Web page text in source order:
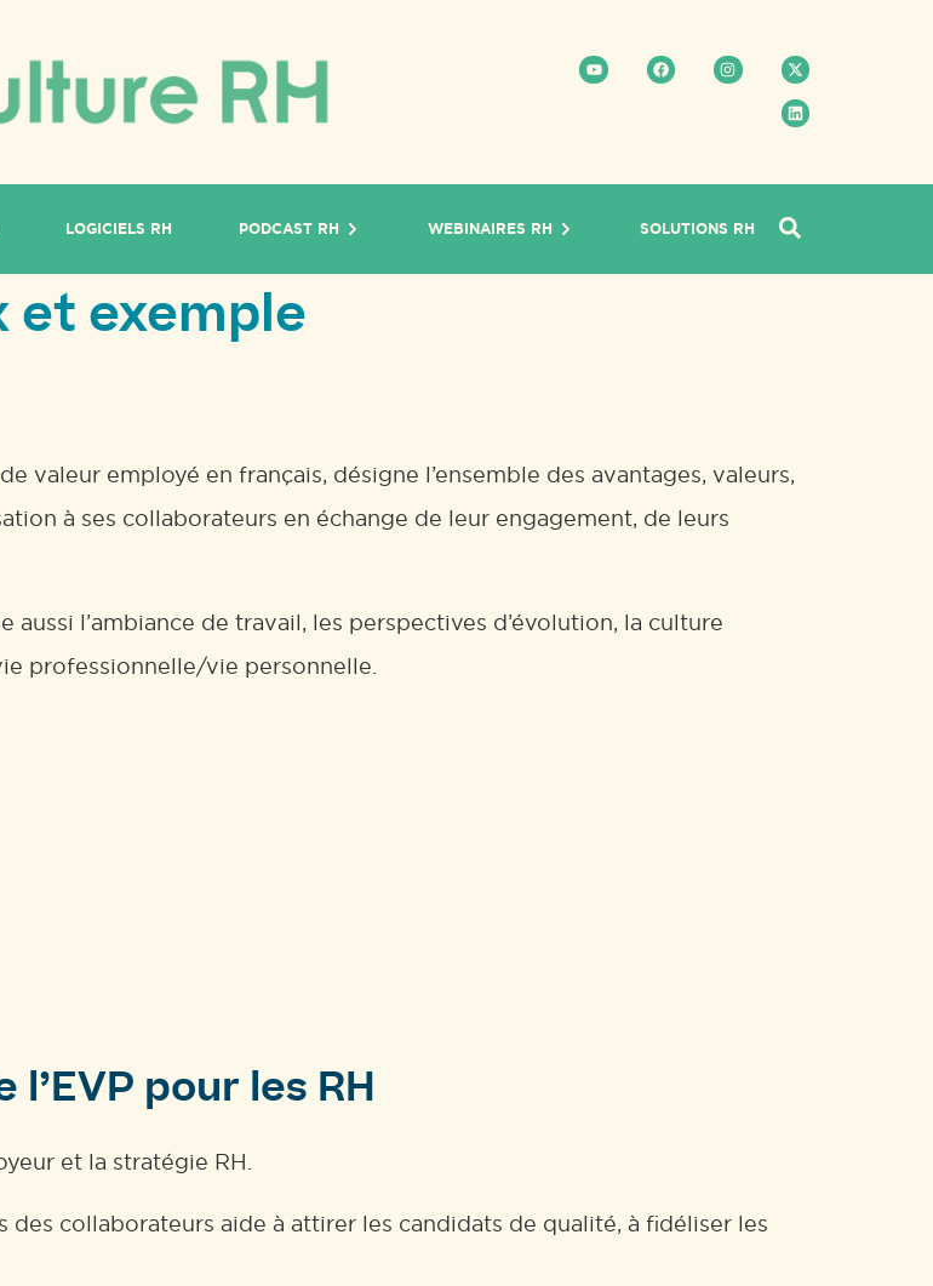
LOGICIELS RH PODCAST RH WEBINAIRES RH SOLUTIONS RH
et exemple
valeur employé en français, désigne l’ensemble des avantages, valeurs,
à ses collaborateurs en échange de leur engagement, de leurs
aussi l’ambiance de travail, les perspectives d’évolution, la culture
professionnelle/vie personnelle.
pour les RH
et la stratégie RH.
collaborateurs aide à attirer les candidats de qualité, à fidéliser les